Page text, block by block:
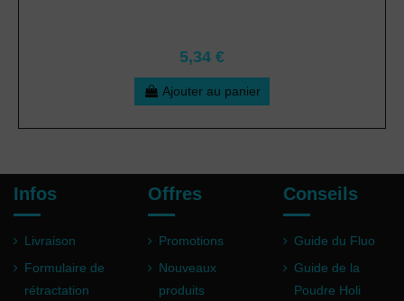
5,34 €
Ajouter au panier
Infos
Livraison
Formulaire de
rétractation
Offres
Promotions
Nouveaux
produits
Conseils
Guide du Fluo
Guide de la
Poudre Holi